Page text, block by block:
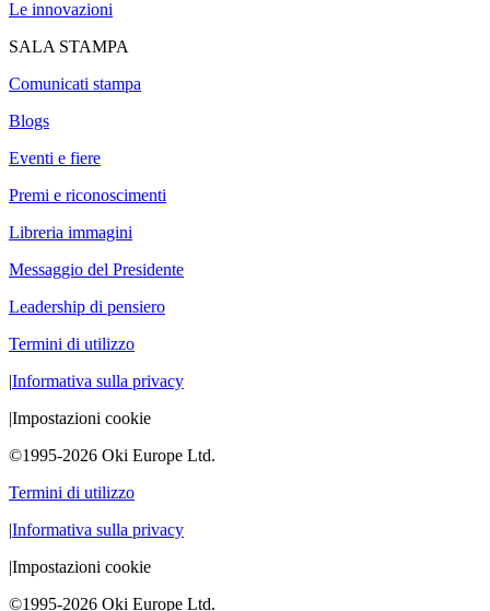
Le innovazioni
SALA STAMPA
Comunicati stampa
Blogs
Eventi e fiere
Premi e riconoscimenti
Libreria immagini
Messaggio del Presidente
Leadership di pensiero
Termini di utilizzo
|Informativa sulla privacy
|Impostazioni cookie
©1995-2026 Oki Europe Ltd.
Termini di utilizzo
|Informativa sulla privacy
|Impostazioni cookie
©1995-2026 Oki Europe Ltd.